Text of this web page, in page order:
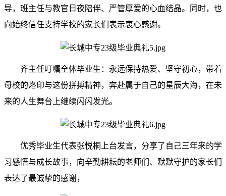
导，班主任与教官日夜陪伴、严管厚爱的心血结晶。同时，也
向始终信任支持学校的家长们表示衷心感谢。
齐主任叮嘱全体毕业生：永远保持热爱、坚守初心，带着
母校的烙印与这份拼搏精神，奔赴属于自己的星辰大海，在未
来的人生舞台上继续闪闪发光。
优秀毕业生代表张悦桐上台发言，分享了自己三年来的学
习感悟与成长故事，向辛勤耕耘的老师们、默默守护的家长们
表达了最诚挚的感谢，